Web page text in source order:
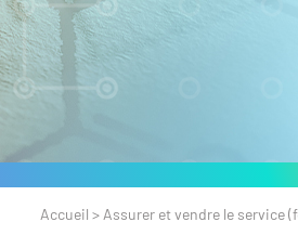
Accueil > Assurer et vendre le service